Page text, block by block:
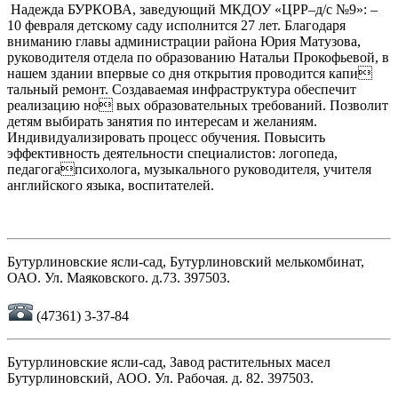
Надежда БУРКОВА, заведующий МКДОУ «ЦРР–д/с №9»: –
10 февраля детскому саду исполнится 27 лет. Благодаря
вниманию главы администрации района Юрия Матузова,
руководителя отдела по образованию Натальи Прокофьевой, в
нашем здании впервые со дня открытия проводится капи
тальный ремонт. Создаваемая инфраструктура обеспечит
реализацию но вых образовательных требований. Позволит
детям выбирать занятия по интересам и желаниям.
Индивидуализировать процесс обучения. Повысить
эффективность деятельности специалистов: логопеда,
педагогапсихолога, музыкального руководителя, учителя
английского языка, воспитателей.
Бутурлиновские ясли-сад, Бутурлиновский мелькомбинат,
ОАО. Ул. Маяковского. д.73. 397503.
(47361) 3-37-84
Бутурлиновские ясли-сад, Завод растительных масел
Бутурлиновский, АОО. Ул. Рабочая. д. 82. 397503.